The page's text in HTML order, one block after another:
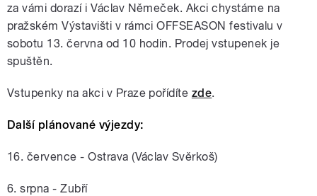
za vámi dorazí i Václav Němeček. Akci chystáme na
pražském Výstavišti v rámci OFFSEASON festivalu v
sobotu 13. června od 10 hodin. Prodej vstupenek je
spuštěn.
Vstupenky na akci v Praze pořídíte zde.
Další plánované výjezdy:
16. července - Ostrava (Václav Svěrkoš)
6. srpna - Zubří